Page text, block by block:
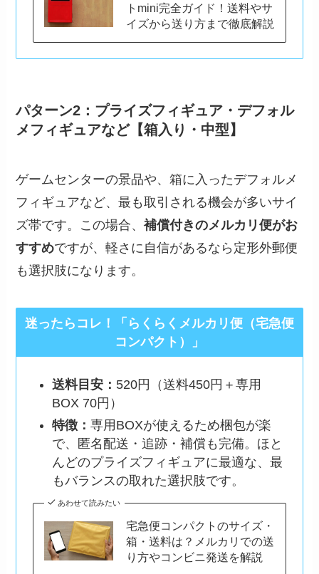
トmini完全ガイド！送料やサ
イズから送り方まで徹底解説
パターン2：プライズフィギュア・デフォル
メフィギュアなど【箱入り・中型】
ゲームセンターの景品や、箱に入ったデフォルメ
フィギュアなど、最も取引される機会が多いサイ
ズ帯です。この場合、補償付きのメルカリ便がお
すすめですが、軽さに自信があるなら定形外郵便
も選択肢になります。
迷ったらコレ！「らくらくメルカリ便（宅急便
コンパクト）」
送料目安： 520円（送料450円＋専用
BOX 70円）
特徴： 専用BOXが使えるため梱包が楽
で、匿名配送・追跡・補償も完備。ほと
んどのプライズフィギュアに最適な、最
もバランスの取れた選択肢です。
あわせて読みたい
宅急便コンパクトのサイズ・
箱・送料は？メルカリでの送
り方やコンビニ発送を解説